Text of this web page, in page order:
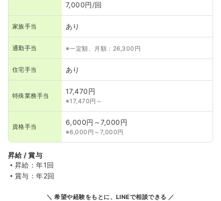
7,000円/回
家族手当 あり
通勤手当 ※一定額、月額：26,300円
住宅手当 あり
特殊業務手当
17,470円
※17,470円～
資格手当
6,000円～7,000円
※6,000円～7,000円
昇給 / 賞与
昇給：年1回
賞与：年2回
希望や経験をもとに、LINEで相談できる